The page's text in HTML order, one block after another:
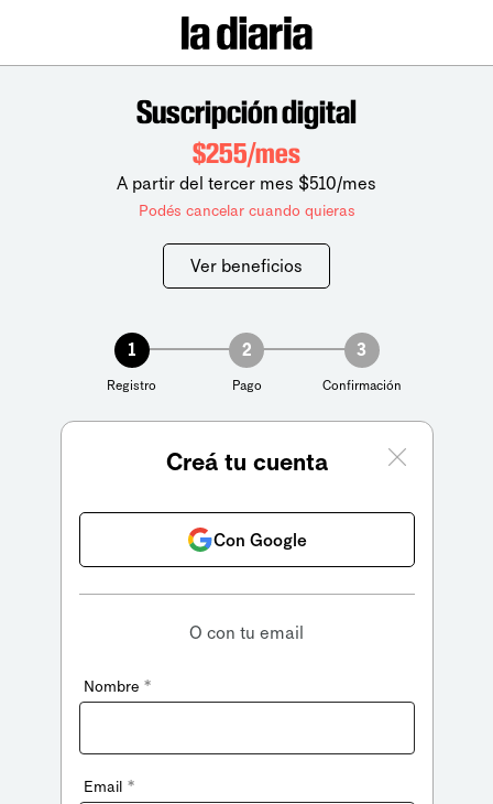
Suscripción digital
$255/mes
A partir del tercer mes $510/mes
Podés cancelar cuando quieras
Ver beneficios
1
Registro
2
Pago
3
Confirmación
Creá tu cuenta
Con Google
O con tu email
Nombre *
Email *